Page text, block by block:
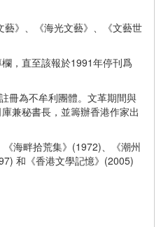
》、《海光文藝》、《文藝世
，直至該報於1991年停刊爲
冊為不牟利團體。文革期間與
兼秘書長，並籌辦香港作家出
海畔拾荒集》(1972)、《潮州
和《香港文學記憶》(2005)